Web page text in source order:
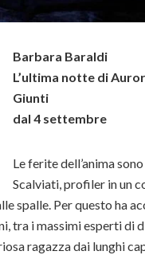
Barbara Baraldi
L’ultima notte di
Giunti
dal 4 settembre
Le ferite dell’anima
Scalviati, profiler in un
spalle. Per questo ha
tra i massimi esperti di
ragazza dai lunghi